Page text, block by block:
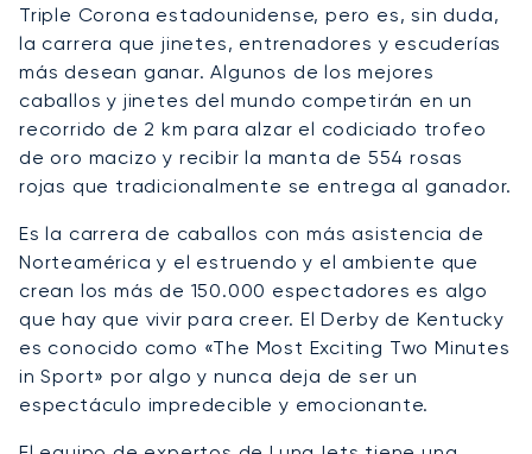
Triple Corona estadounidense, pero es, sin duda,
la carrera que jinetes, entrenadores y escuderías
más desean ganar. Algunos de los mejores
caballos y jinetes del mundo competirán en un
recorrido de 2 km para alzar el codiciado trofeo
de oro macizo y recibir la manta de 554 rosas
rojas que tradicionalmente se entrega al ganador.
Es la carrera de caballos con más asistencia de
Norteamérica y el estruendo y el ambiente que
crean los más de 150.000 espectadores es algo
que hay que vivir para creer. El Derby de Kentucky
es conocido como «The Most Exciting Two Minutes
in Sport» por algo y nunca deja de ser un
espectáculo impredecible y emocionante.